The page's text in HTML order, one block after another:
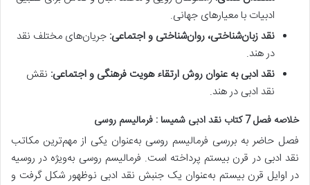
ادبیات با معیارهای جهانی.
نقد زبان‌شناختی، روان‌شناختی و اجتماعی: جریان‌های مختلف نقد
در هند.
نقد ادبی به عنوان روش ارتقاء هویت فرهنگی و اجتماعی: نقش
نقد ادبی در هند.
خلاصه فصل 7 کتاب نقد ادبی شمیسا : فرمالیسم روسی
فصل حاضر به بررسی فرمالیسم روسی به‌عنوان یکی از مهم‌ترین مکاتب
نقد ادبی در قرن بیستم پرداخته است. فرمالیسم روسی به‌ویژه در روسیه
در اوایل قرن بیستم به‌عنوان یک جنبش نقد ادبی نوظهور شکل گرفت و